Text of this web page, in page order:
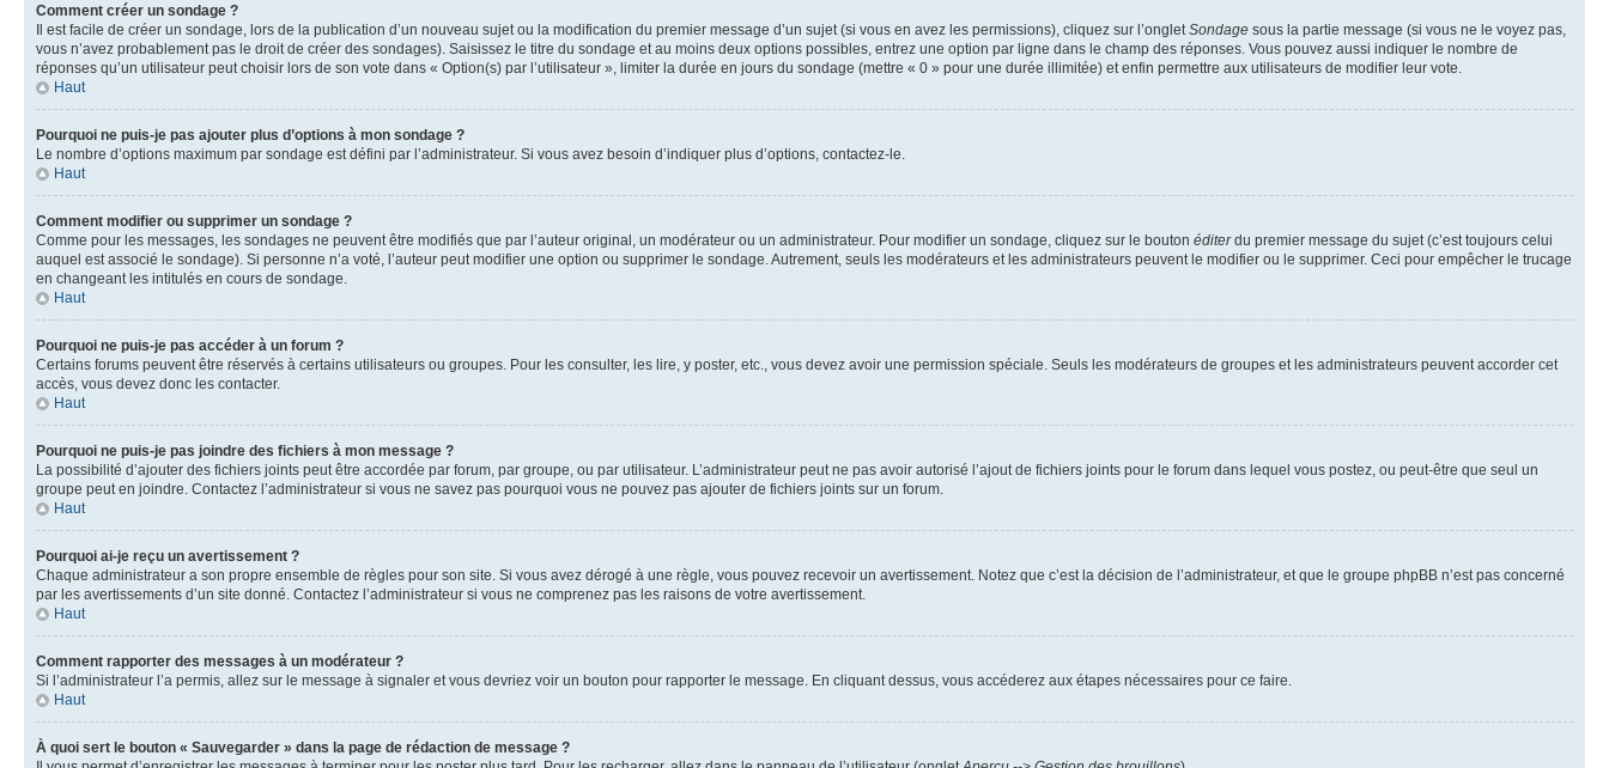
Comment créer un sondage ?
Il est facile de créer un sondage, lors de la publication d’un nouveau sujet ou la modification du premier message d’un sujet (si vous en avez les permissions), cliquez sur l’onglet Sondage sous la partie message (si vous ne le voyez pas,
vous n’avez probablement pas le droit de créer des sondages). Saisissez le titre du sondage et au moins deux options possibles, entrez une option par ligne dans le champ des réponses. Vous pouvez aussi indiquer le nombre de
réponses qu’un utilisateur peut choisir lors de son vote dans « Option(s) par l’utilisateur », limiter la durée en jours du sondage (mettre « 0 » pour une durée illimitée) et enfin permettre aux utilisateurs de modifier leur vote.
Haut
Pourquoi ne puis-je pas ajouter plus d’options à mon sondage ?
Le nombre d’options maximum par sondage est défini par l’administrateur. Si vous avez besoin d’indiquer plus d’options, contactez-le.
Haut
Comment modifier ou supprimer un sondage ?
Comme pour les messages, les sondages ne peuvent être modifiés que par l’auteur original, un modérateur ou un administrateur. Pour modifier un sondage, cliquez sur le bouton éditerdu premier message du sujet (c’est toujours celui
auquel est associé le sondage). Si personne n’a voté, l’auteur peut modifier une option ou supprimer le sondage. Autrement, seuls les modérateurs et les administrateurs peuvent le modifier ou le supprimer. Ceci pour empêcher le trucage
en changeant les intitulés en cours de sondage.
Haut
Pourquoi ne puis-je pas accéder à un forum ?
Certains forums peuvent être réservés à certains utilisateurs ou groupes. Pour les consulter, les lire, y poster, etc., vous devez avoir une permission spéciale. Seuls les modérateurs de groupes et les administrateurs peuvent accorder cet
accès, vous devez donc les contacter.
Haut
Pourquoi ne puis-je pas joindre des fichiers à mon message ?
La possibilité d’ajouter des fichiers joints peut être accordée par forum, par groupe, ou par utilisateur. L’administrateur peut ne pas avoir autorisé l’ajout de fichiers joints pour le forum dans lequel vous postez, ou peut-être que seul un
groupe peut en joindre. Contactez l’administrateur si vous ne savez pas pourquoi vous ne pouvez pas ajouter de fichiers joints sur un forum.
Haut
Pourquoi ai-je reçu un avertissement ?
Chaque administrateur a son propre ensemble de règles pour son site. Si vous avez dérogé à une règle, vous pouvez recevoir un avertissement. Notez que c’est la décision de l’administrateur, et que le groupe phpBB n’est pas concerné
par les avertissements d’un site donné. Contactez l’administrateur si vous ne comprenez pas les raisons de votre avertissement.
Haut
Comment rapporter des messages à un modérateur ?
Si l’administrateur l’a permis, allez sur le message à signaler et vous devriez voir un bouton pour rapporter le message. En cliquant dessus, vous accéderez aux étapes nécessaires pour ce faire.
Haut
À quoi sert le bouton « Sauvegarder » dans la page de rédaction de message ?